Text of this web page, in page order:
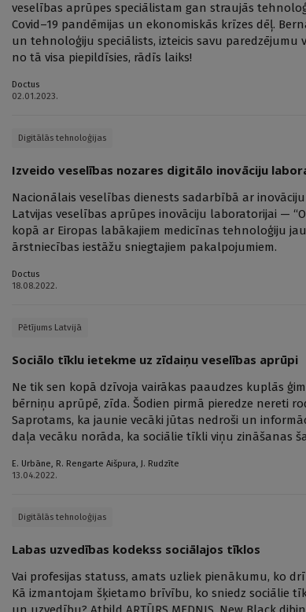
veselības aprūpes speciālistam gan straujās
Covid–19 pandēmijas un ekonomiskās krīzes dēļ.
un tehnoloģiju speciālists, izteicis savu paredzējumu
no tā visa piepildīsies, rādīs laiks!
Doctus
02.01.2023.
Digitālās tehnoloģijas
Izveido veselības nozares digitālo inovāciju
Nacionālais veselības dienests sadarbībā ar
Latvijas veselības aprūpes inovāciju laboratorijai —
kopā ar Eiropas labākajiem medicīnas tehnoloģiju
ārstniecības iestāžu sniegtajiem pakalpojumiem.
Doctus
18.08.2022.
Pētījums Latvijā
Sociālo tīklu ietekme uz zīdaiņu veselības aprūpi
Ne tik sen kopā dzīvoja vairākas paaudzes kuplās
bērniņu aprūpē, zīda. Šodien pirmā pieredze nereti
Saprotams, ka jaunie vecāki jūtas nedroši un
daļa vecāku norāda, ka sociālie tīkli viņu zināšanas
E. Urbāne, R. Rengarte Aišpura, J. Rudzīte
13.04.2022.
Digitālās tehnoloģijas
Labas uzvedības kodekss sociālajos tīklos
Vai profesijas statuss, amats uzliek pienākumu, ko
Kā izmantojam šķietamo brīvību, ko sniedz sociālie